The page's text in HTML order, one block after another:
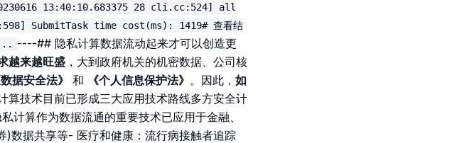
13:40:10.683375 28 cli.cc:524] all
SubmitTask time cost(ms): 1419# 查看结
----## 隐私计算数据流动起来才可以创造更
越来越旺盛 ，大到政府机关的机密数据、公司核
数据安全法》 和 《个人信息保护法》 。因此， 如
算技术目前已形成三大应用技术路线多方安全计
计算作为数据流通的重要技术已应用于金融、
数据共享等- 医疗和健康：流行病接触者追踪